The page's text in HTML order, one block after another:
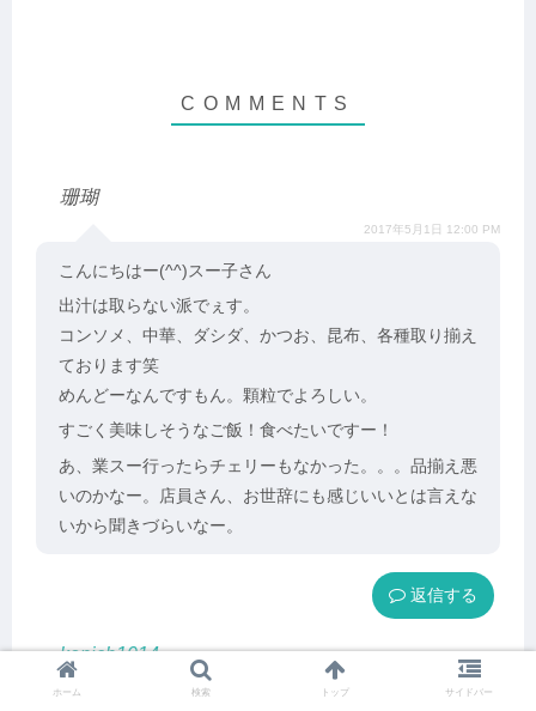
珊瑚
2017年5月1日 12:00 PM
こんにちはー(^^)スー子さん
出汁は取らない派でぇす。
コンソメ、中華、ダシダ、かつお、昆布、各種取り揃え
ております笑
めんどーなんですもん。顆粒でよろしい。
すごく美味しそうなご飯！食べたいですー！
あ、業スー行ったらチェリーもなかった。。。品揃え悪
いのかなー。店員さん、お世辞にも感じいいとは言えな
いから聞きづらいなー。
返信
kenich1014
2017年5月1日 2:18 PM
ホーム 検索 トップ サイドバー